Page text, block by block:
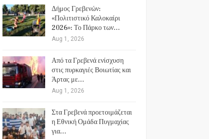
Δήμος Γρεβενών:
«Πολιτιστικό Καλοκαίρι
2026»: Το Πάρκο των…
Aug 1, 2026
Από τα Γρεβενά ενίσχυση
στις πυρκαγιές Βοιωτίας και
Άρτας με…
Aug 1, 2026
Στα Γρεβενά προετοιμάζεται
η Εθνική Ομάδα Πυγμαχίας
για…